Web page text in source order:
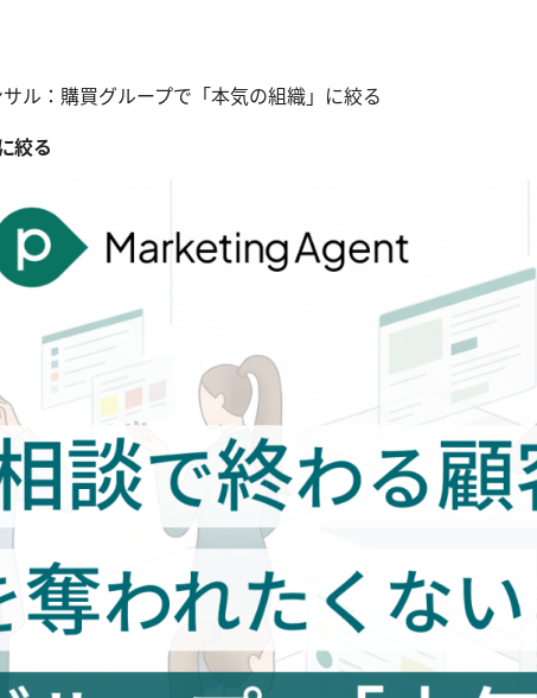
ル：購買グループで「本気の組織」に絞る
絞る